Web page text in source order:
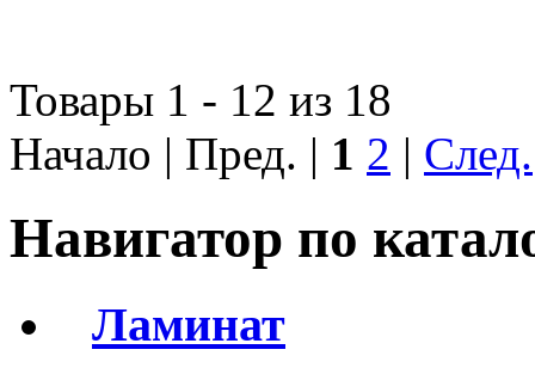
Товары 1 - 12 из 18
Начало | Пред. | 1 2 | След.
Навигатор по
Ламинат